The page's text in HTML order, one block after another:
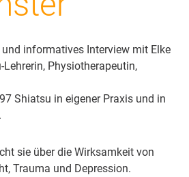
informatives Interview mit Elke
Lehrerin, Physiotherapeutin,
Shiatsu in eigener Praxis und in
sie über die Wirksamkeit von
Trauma und Depression.